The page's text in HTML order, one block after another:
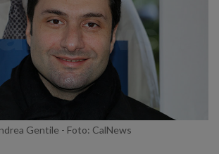
Gentile - Foto: CalNews